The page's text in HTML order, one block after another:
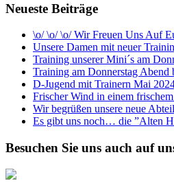
Neueste Beiträge
\o/ \o/ \o/ Wir Freuen Uns Auf
Unsere Damen mit neuer
Training unserer Mini´s am
Training am Donnerstag Abend
D-Jugend mit Trainern Mai
Frischer Wind in einem
Wir begrüßen unsere neue
Es gibt uns noch… die ”Alten
Besuchen Sie uns auch auf